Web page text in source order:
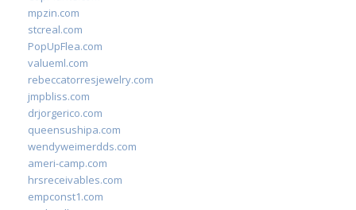
mpzin.com
stcreal.com
PopUpFlea.com
valueml.com
rebeccatorresjewelry.com
jmpbliss.com
drjorgerico.com
queensushipa.com
wendyweimerdds.com
ameri-camp.com
hrsreceivables.com
empconst1.com